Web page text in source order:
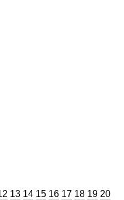
Trang
13 Trang
14 Trang
15 Trang
16 Trang
17 Trang
18 Trang
19 Trang
20